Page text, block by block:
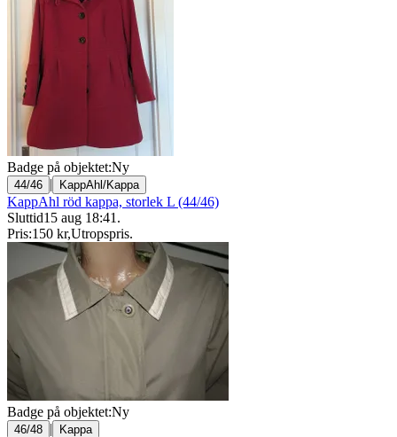
Badge på objektet:Ny
44/46 | KappAhl/Kappa
KappAhl röd kappa, storlek L (44/46)
Sluttid15 aug 18:41 .
Pris:150 kr,Utropspris.
Badge på objektet:Ny
46/48 | Kappa